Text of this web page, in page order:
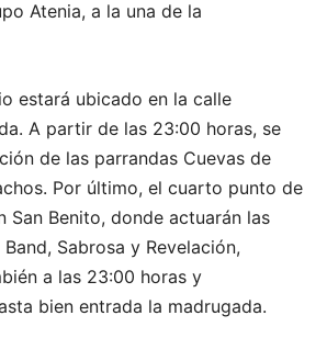
Atenia, a la una de la
estará ubicado en la calle
A partir de las 23:00 horas, se
de las parrandas Cuevas de
Por último, el cuarto punto de
San Benito, donde actuarán las
Sabrosa y Revelación,
a las 23:00 horas y
bien entrada la madrugada.